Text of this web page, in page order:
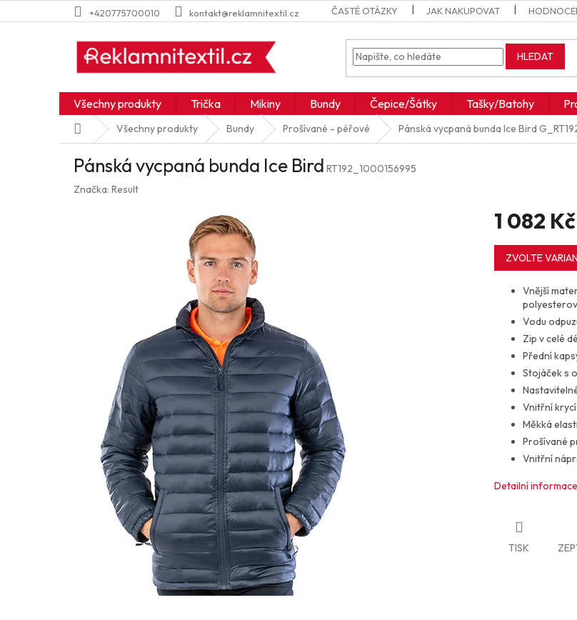
na
+420775700010 kontakt@reklamnitextil.cz ČASTÉ OTÁZKY JAK NAKUPOVAT
HLEDAT
Všechny produkty Trička Mikiny Bundy Čepice/Šátky Tašky/Batohy
Domů Všechny produkty Bundy Prošívané - péřové Pánská vycpaná bunda Ice Bird
Pánská vycpaná bunda Ice Bird RT192_1000156995
Značka: Result
1 082 Kč
Měrná
cena:
ZVOLTE
Vnější
Vodu
Zip v celé
Přední
Stojáček s
Vnitřní
Měkká
Prošívané
Vnitřní
Detailní informace
TISK